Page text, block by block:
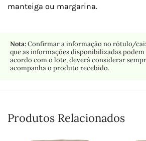
manteiga ou margarina.
Nota:Confirmar a informação no rótulo/
que as informações disponibilizadas
acordo com o lote, deverá considerar
acompanha o produto recebido.
Produtos Relacionados